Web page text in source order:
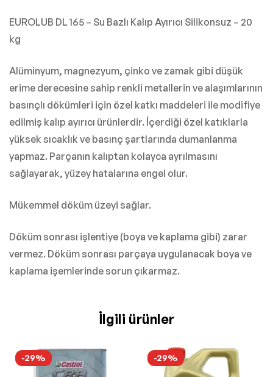
EUROLUB DL 165 – Su Bazlı Kalıp Ayırıcı Silikonsuz – 20
kg
Alüminyum, magnezyum, çinko ve zamak gibi düşük
erime derecesine sahip renkli metallerin ve alaşımlarının
basınçlı dökümleri için özel katkı maddeleri ile modifiye
edilmiş kalıp ayırıcı ürünlerdir. İçerdiği özel katıklarla
yüksek sıcaklık ve basınç şartlarında dumanlanma
yapmaz. Parçanın kalıptan kolayca ayrılmasını
sağlayarak, yüzey hatalarına engel olur.
Mükemmel döküm üzeyi sağlar.
Döküm sonrası işlentiye (boya ve kaplama gibi) zarar
vermez. Döküm sonrası parçaya uygulanacak boya ve
kaplama işemlerinde sorun çıkarmaz.
İlgili ürünler
-29% -29%